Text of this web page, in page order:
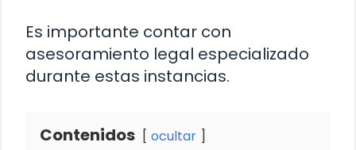
Es importante contar con
asesoramiento legal especializado
durante estas instancias.
Contenidos ocultar